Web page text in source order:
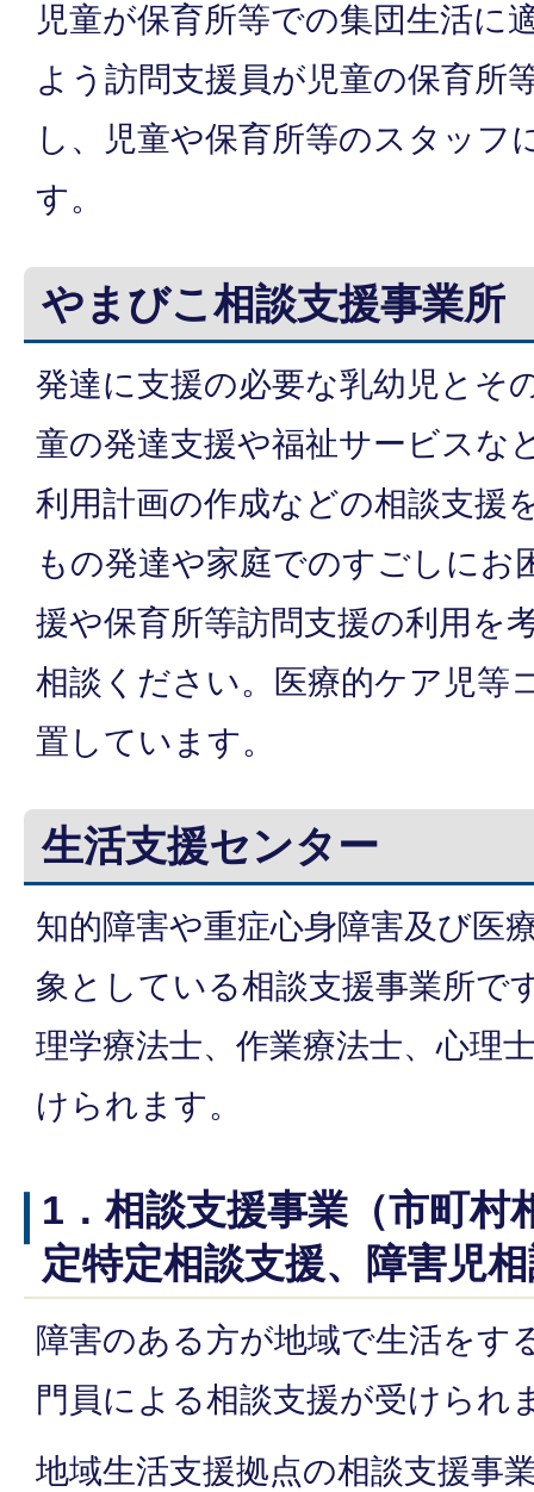
児童が保育所等での集団生活に
よう訪問支援員が児童の保育所
し、児童や保育所等のスタッフ
す。
やまびこ相談支援事業所
発達に支援の必要な乳幼児とそ
童の発達支援や福祉サービスな
利用計画の作成などの相談支援
もの発達や家庭でのすごしにお
援や保育所等訪問支援の利用を
相談ください。医療的ケア児等
置しています。
生活支援センター
知的障害や重症心身障害及び医
象としている相談支援事業所で
理学療法士、作業療法士、心理
けられます。
1．相談支援事業（市町村
定特定相談支援、障害児
障害のある方が地域で生活をす
門員による相談支援が受けられ
地域生活支援拠点の相談支援事